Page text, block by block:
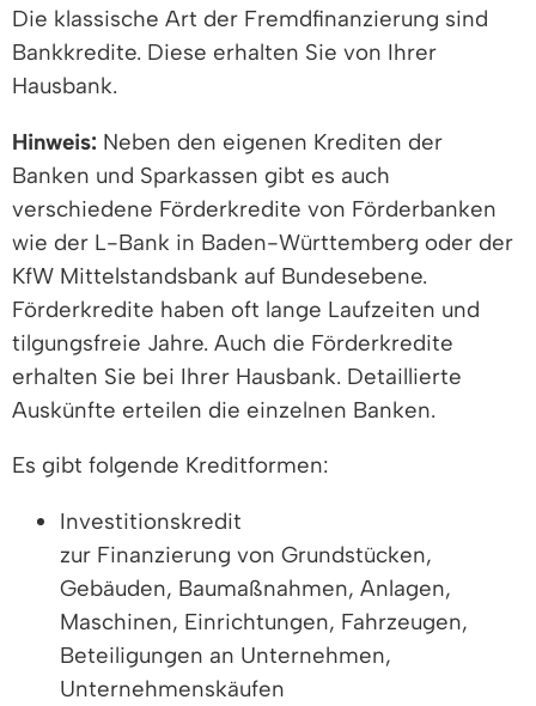
Die klassische Art der Fremdfinanzierung sind
Bankkredite. Diese erhalten Sie von Ihrer
Hausbank.
Hinweis: Neben den eigenen Krediten der
Banken und Sparkassen gibt es auch
verschiedene Förderkredite von Förderbanken
wie der L-Bank in Baden-Württemberg oder der
KfW Mittelstandsbank auf Bundesebene.
Förderkredite haben oft lange Laufzeiten und
tilgungsfreie Jahre. Auch die Förderkredite
erhalten Sie bei Ihrer Hausbank. Detaillierte
Auskünfte erteilen die einzelnen Banken.
Es gibt folgende Kreditformen:
Investitionskredit
zur Finanzierung von Grundstücken,
Gebäuden, Baumaßnahmen, Anlagen,
Maschinen, Einrichtungen, Fahrzeugen,
Beteiligungen an Unternehmen,
Unternehmenskäufen